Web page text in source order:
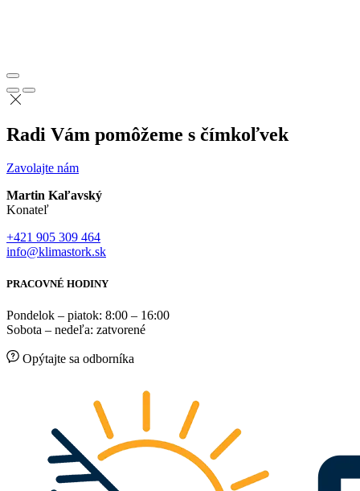
Radi Vám pomôžeme s čímkoľvek
Zavolajte nám
Martin Kaľavský
Konateľ
+421 905 309 464
info@klimastork.sk
PRACOVNÉ HODINY
Pondelok – piatok: 8:00 – 16:00
Sobota – nedeľa: zatvorené
Opýtajte sa odborníka